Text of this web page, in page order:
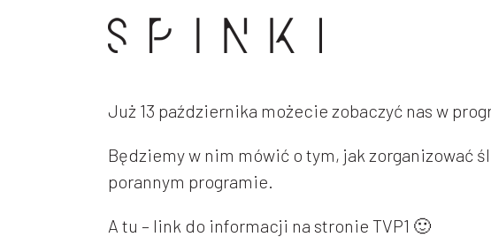
Już 13 października możecie zobaczyć nas w
Będziemy w nim mówić o tym, jak zorganizować
porannym programie.
A tu – link do informacji na stronie TVP1 🙂